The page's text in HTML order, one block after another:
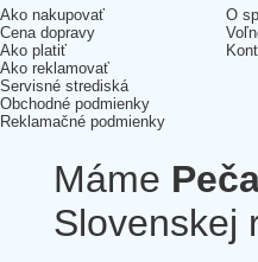
Ako nakupovať
Cena dopravy
Ako platiť
Ako reklamovať
Servisné strediská
Obchodné podmienky
Reklamačné podmienky
O
Máme
Slovenskej